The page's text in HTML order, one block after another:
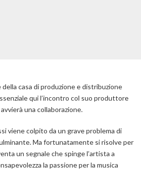
casa di produzione e distribuzione
quil’incontro col suo produttore
una collaborazione.
viene colpito da un grave problema di
Ma fortunatamente si risolve per
un segnale che spinge l’artista a
la passione per la musica